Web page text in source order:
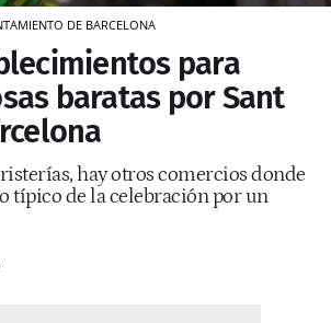
DE BARCELONA
para
baratas por Sant
hay otros comercios donde
típico de la celebración por un